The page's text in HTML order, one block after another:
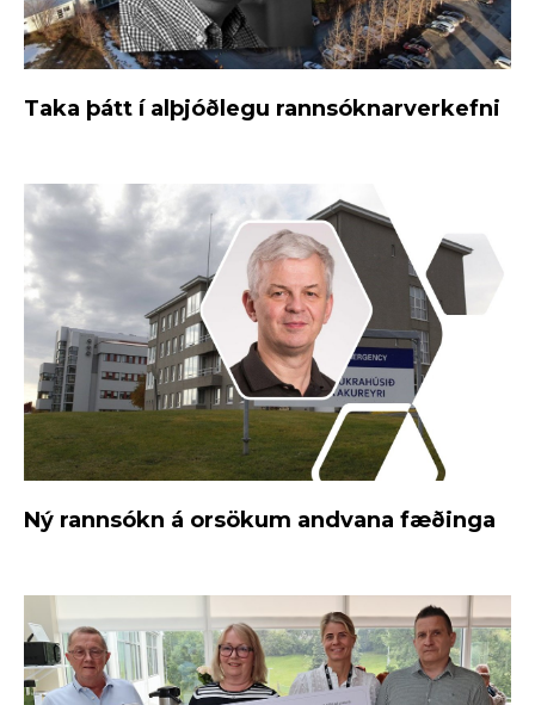
Taka þátt í alþjóðlegu rannsóknarverkefni
Ný rannsókn á orsökum andvana fæðinga